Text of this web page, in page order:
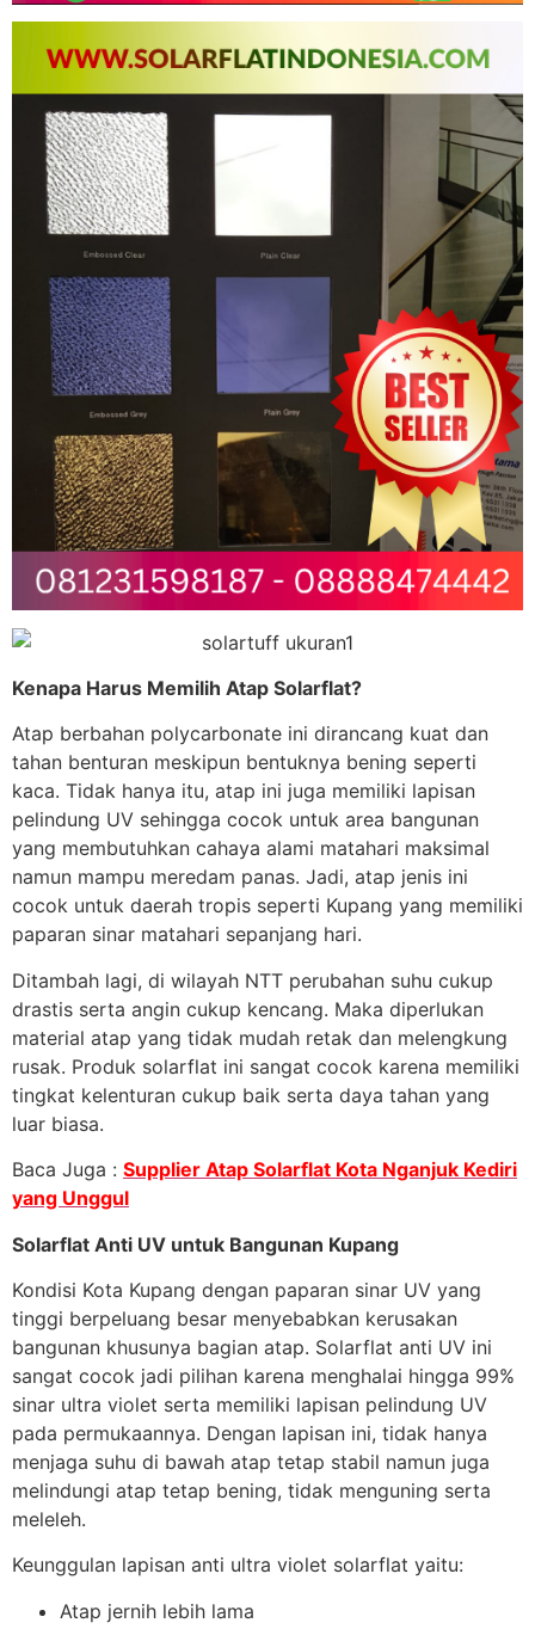
Kenapa Harus Memilih Atap Solarflat?
Atap berbahan polycarbonate ini dirancang kuat dan
tahan benturan meskipun bentuknya bening seperti
kaca. Tidak hanya itu, atap ini juga memiliki lapisan
pelindung UV sehingga cocok untuk area bangunan
yang membutuhkan cahaya alami matahari maksimal
namun mampu meredam panas. Jadi, atap jenis ini
cocok untuk daerah tropis seperti Kupang yang memiliki
paparan sinar matahari sepanjang hari.
Ditambah lagi, di wilayah NTT perubahan suhu cukup
drastis serta angin cukup kencang. Maka diperlukan
material atap yang tidak mudah retak dan melengkung
rusak. Produk solarflat ini sangat cocok karena memiliki
tingkat kelenturan cukup baik serta daya tahan yang
luar biasa.
Baca Juga : Supplier Atap Solarflat Kota Nganjuk Kediri
yang Unggul
Solarflat Anti UV untuk Bangunan Kupang
Kondisi Kota Kupang dengan paparan sinar UV yang
tinggi berpeluang besar menyebabkan kerusakan
bangunan khusunya bagian atap. Solarflat anti UV ini
sangat cocok jadi pilihan karena menghalai hingga 99%
sinar ultra violet serta memiliki lapisan pelindung UV
pada permukaannya. Dengan lapisan ini, tidak hanya
menjaga suhu di bawah atap tetap stabil namun juga
melindungi atap tetap bening, tidak menguning serta
meleleh.
Keunggulan lapisan anti ultra violet solarflat yaitu:
Atap jernih lebih lama